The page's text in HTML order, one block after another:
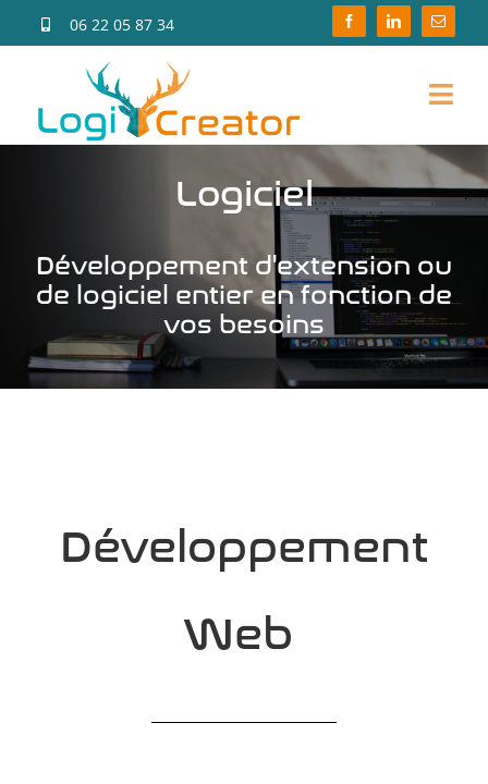
Passer
au
06 22 05 87 34
Logiciel
Consulting
Logiciel
Développement d'extension ou
de logiciel entier en fonction de
vos besoins
Développement
Web